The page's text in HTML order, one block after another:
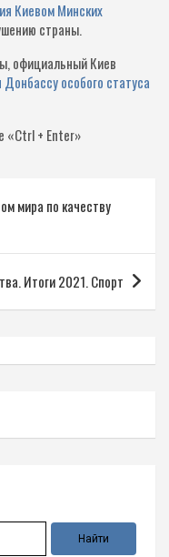
Киевом Минских
страны.
официальный Киев
особого статуса
«Ctrl + Enter»
мира по качеству
Итоги 2021. Спорт